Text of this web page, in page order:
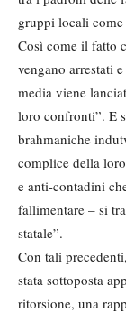
gruppi locali
Così come il fatto
vengano arrestati
media viene
loro confronti”. E
brahmaniche
complice della
e anti-contadini
fallimentare – si
statale”.
Con tali
stata sottoposta
ritorsione, una